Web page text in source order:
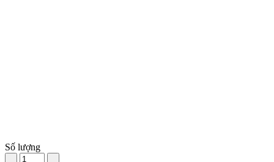
Số lượng